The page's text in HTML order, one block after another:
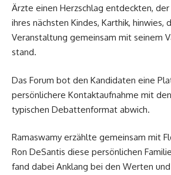
Ärzte einen Herzschlag entdeckten,
ihres nächsten Kindes, Karthik, hinwies,
Veranstaltung gemeinsam mit seinem
stand.
Das Forum bot den Kandidaten eine
persönlichere Kontaktaufnahme mit
typischen Debattenformat abwich.
Ramaswamy erzählte gemeinsam mit
Ron DeSantis diese persönlichen
fand dabei Anklang bei den Werten